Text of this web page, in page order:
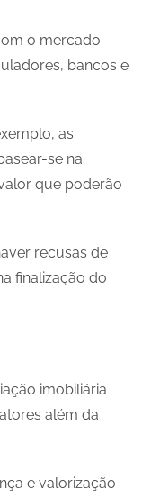
o mercado
bancos e
as
se na
que poderão
recusas de
finalização do
imobiliária
além da
e valorização